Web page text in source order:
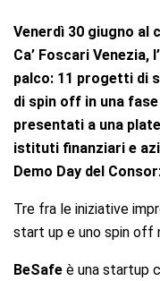
Venerdì 30 giugno al
Ca’ Foscari
palco: 11 progetti di
di spin off in una
presentati a una
istituti finanziari e
Demo Day del
Tre fra le iniziative
start up e uno spin off
BeSafe è una startup